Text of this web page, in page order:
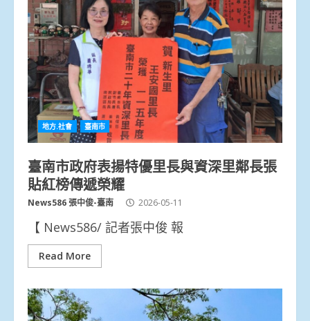
地方.社會 臺南市
臺南市政府表揚特優里長與資深里鄰長張
貼紅榜傳遞榮耀
News586 張中俊-臺南 2026-05-11
【 News586/ 記者張中俊 報
Read More